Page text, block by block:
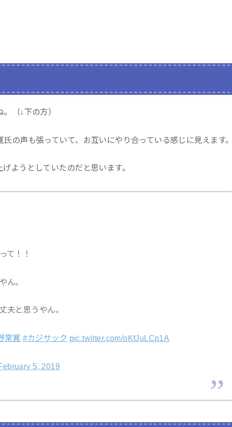
（↓下の方）
の声も張っていて、お互いにやり合っている感じに見えます。
ようとしていたのだと思います。
て！！
ん。
夫と思うやん。
常寛 #カジサック pic.twitter.com/oKfJuLCp1A
5, 2019